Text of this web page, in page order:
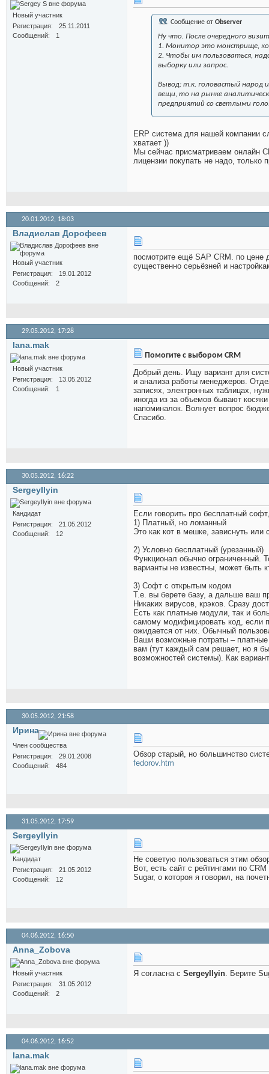
Новый участник
Регистрация
25.11.2011
Сообщений
1
Сообщение от Observer
Ну что. После очередного
1. Монитор это монстрище,
2. Чтобы им пользоваться,
выборку или запрос.
Вывод: т.к. головастый народ
вещи, то на рынке
предприятий со светлыми
ERP система для нашей компании
хватает ))
Мы сейчас присматриваем онлайн
лицензии покупать не надо, только
20.01.2012, 18:03
Владислав Дорофеев
Новый участник
Регистрация
19.01.2012
Сообщений
2
посмотрите ещё SAP CRM. по цене
существенно серьёзней и
29.05.2012, 17:28
lana.mak
Новый участник
Регистрация
13.05.2012
Сообщений
1
Помогите с выбором CRM
Добрый день. Ищу вариант для
и анализа работы менеджеров.
записях, электронных таблицах,
иногда из за объемов бывают
напоминалок. Волнует вопрос
Спасибо.
30.05.2012, 16:22
SergeyIlyin
Кандидат
Регистрация
21.05.2012
Сообщений
12
Если говорить про бесплатный
1) Платный, но ломанный
Это как кот в мешке, зависнуть
2) Условно бесплатный (урезанный)
Функционал обычно ограниченный.
варианты не известны, может быть
3) Софт с открытым кодом
Т.е. вы берете базу, а дальше ваш
Никаких вирусов, крэков. Сразу
Есть как платные модули, так и
самому модифицировать код, если
ожидается от них. Обычный
Ваши возможные потраты –
вам (тут каждый сам решает, но я
возможностей системы). Как
30.05.2012, 21:58
Иринa
Член сообщества
Регистрация
29.01.2008
Сообщений
484
Обзор старый, но большинство
fedorov.htm
31.05.2012, 17:59
SergeyIlyin
Кандидат
Регистрация
21.05.2012
Сообщений
12
Не советую пользоваться этим
Вот, есть сайт с рейтингами по
Sugar, о котороя я говорил, на
04.06.2012, 16:50
Anna_Zobova
Новый участник
Регистрация
31.05.2012
Сообщений
2
Я согласна с SergeyIlyin. Берите
04.06.2012, 16:52
lana.mak